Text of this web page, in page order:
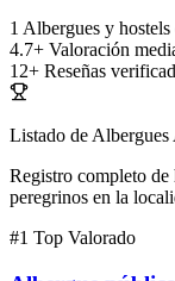
1 Albergues y
4.7+ Valoración
12+ Reseñas
Listado de Albergues
Registro completo de
peregrinos en la
#1 Top Valorado